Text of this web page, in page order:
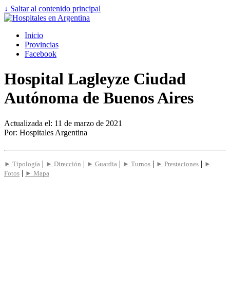
↓ Saltar al contenido principal
Inicio
Provincias
Facebook
Hospital Lagleyze Ciudad
Autónoma de Buenos Aires
Actualizada el: 11 de marzo de 2021
Por: Hospitales Argentina
► Tipología | ► Dirección | ► Guardia | ► Turnos | ► Prestaciones | ►
Fotos | ► Mapa